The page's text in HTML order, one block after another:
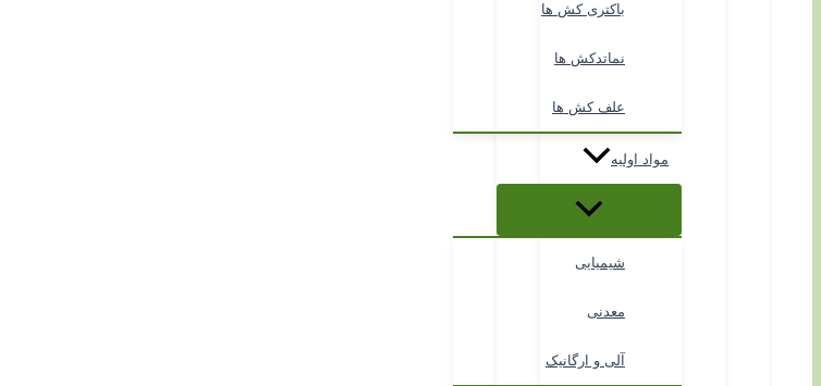
باکتری کش ها
نماتدکش ها
علف کش ها
مواد اولیه
شیمیایی
معدنی
آلی و ارگانیک